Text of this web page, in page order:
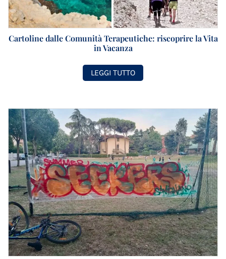
Cartoline dalle Comunità Terapeutiche: riscoprire la Vita
in Vacanza
LEGGI TUTTO